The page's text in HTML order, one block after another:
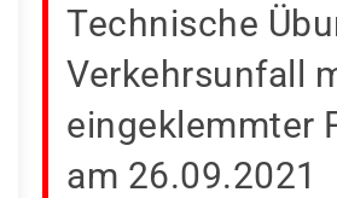
Technische
Verkehrsunfall
eingeklemmter
am 26.09.2021